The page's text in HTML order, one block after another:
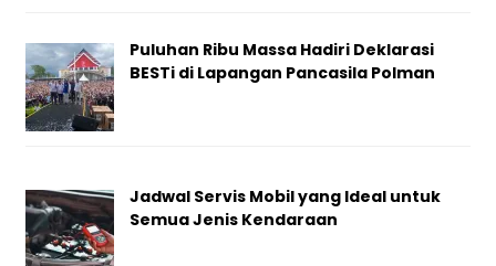
Puluhan Ribu Massa Hadiri Deklarasi
BESTi di Lapangan Pancasila Polman
Jadwal Servis Mobil yang Ideal untuk
Semua Jenis Kendaraan